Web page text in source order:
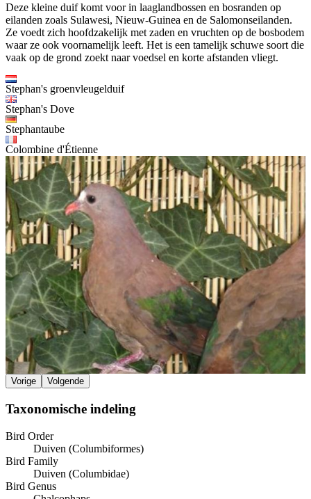
Deze kleine duif komt voor in laaglandbossen en bosranden op
eilanden zoals Sulawesi, Nieuw-Guinea en de Salomonseilanden.
Ze voedt zich hoofdzakelijk met zaden en vruchten op de bosbodem
waar ze ook voornamelijk leeft. Het is een tamelijk schuwe soort die
vaak op de grond zoekt naar voedsel en korte afstanden vliegt.
Stephan's groenvleugelduif
Stephan's Dove
Stephantaube
Colombine d'Étienne
Vorige Volgende
Taxonomische indeling
Bird Order
Duiven (Columbiformes)
Bird Family
Duiven (Columbidae)
Bird Genus